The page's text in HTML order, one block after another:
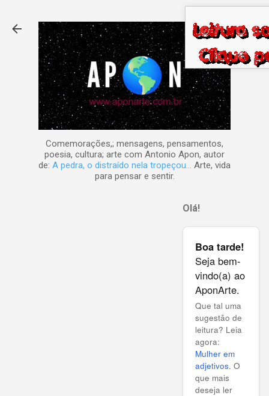
Comemorações,; mensagens, pensamentos,
poesia, cultura; arte com Antonio Apon, autor
de: A pedra, o distraído nela tropeçou... Arte, vida
para pensar e sentir.
Olá!
Boa tarde!
Seja bem-
vindo(a) ao
AponArte.
Que tal uma
sugestão de
leitura? Leia
agora:
Mulher em
adjetivos. O
que mais
deseja ler